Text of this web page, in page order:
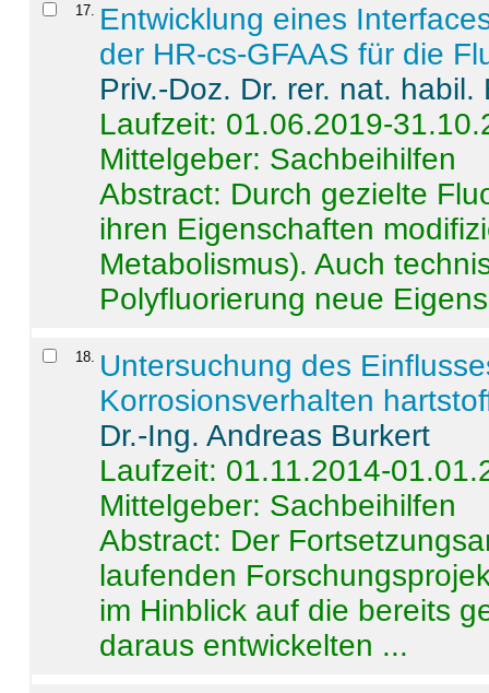
17
Entwicklung eines
der HR-cs-GFAAS für die
Priv.-Doz. Dr. rer. nat.
Laufzeit: 01.06.2019-
Mittelgeber: Sachbeihilfen
Abstract: Durch gezielte
ihren Eigenschaften
Metabolismus). Auch
Polyfluorierung neue
18
Untersuchung des
Korrosionsverhalten
Dr.-Ing. Andreas Burkert
Laufzeit: 01.11.2014-
Mittelgeber: Sachbeihilfen
Abstract: Der
laufenden
im Hinblick auf die bereits
daraus entwickelten ...